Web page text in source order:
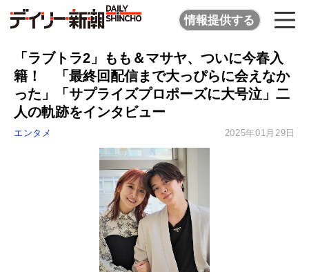
情報提供する
「ラブトラ2」もも＆マサヤ、ついに今春入
籍！ 「最終回配信まで大っぴらに会えなか
った」「サプライズプロポーズに大号泣」二
人の軌跡をインタビュー
エンタメ 2025年01月29日